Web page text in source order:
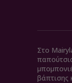
Στο
βάπτισης